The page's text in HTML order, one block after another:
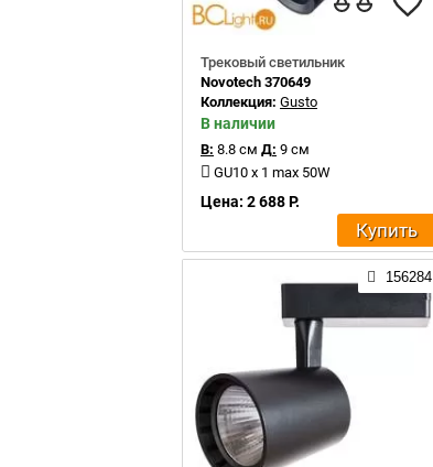
Трековый светильник
Novotech 370649
Коллекция: Gusto
В наличии
В: 8.8 см Д: 9 см
GU10 x 1 max 50W
Цена: 2 688 Р.
Купить
156284